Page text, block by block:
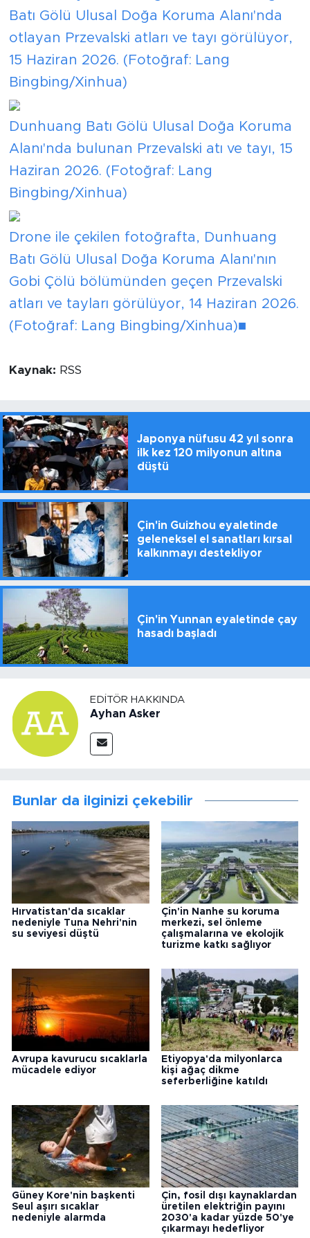
Batı Gölü Ulusal Doğa Koruma Alanı'nda
otlayan Przevalski atları ve tayı görülüyor,
15 Haziran 2026. (Fotoğraf: Lang
Bingbing/Xinhua)
Dunhuang Batı Gölü Ulusal Doğa Koruma
Alanı'nda bulunan Przevalski atı ve tayı, 15
Haziran 2026. (Fotoğraf: Lang
Bingbing/Xinhua)
Drone ile çekilen fotoğrafta, Dunhuang
Batı Gölü Ulusal Doğa Koruma Alanı'nın
Gobi Çölü bölümünden geçen Przevalski
atları ve tayları görülüyor, 14 Haziran 2026.
(Fotoğraf: Lang Bingbing/Xinhua)■
Kaynak: RSS
Japonya nüfusu 42 yıl sonra
ilk kez 120 milyonun altına
düştü
Çin'in Guizhou eyaletinde
geleneksel el sanatları kırsal
kalkınmayı destekliyor
Çin'in Yunnan eyaletinde çay
hasadı başladı
EDITÖR HAKKINDA
Ayhan Asker
Bunlar da ilginizi çekebilir
Hırvatistan'da sıcaklar
nedeniyle Tuna Nehri'nin
su seviyesi düştü
Çin'in Nanhe su koruma
merkezi, sel önleme
çalışmalarına ve ekolojik
turizme katkı sağlıyor
Avrupa kavurucu sıcaklarla
mücadele ediyor
Etiyopya'da milyonlarca
kişi ağaç dikme
seferberliğine katıldı
Güney Kore'nin başkenti
Seul aşırı sıcaklar
nedeniyle alarmda
Çin, fosil dışı kaynaklardan
üretilen elektriğin payını
2030'a kadar yüzde 50'ye
çıkarmayı hedefliyor